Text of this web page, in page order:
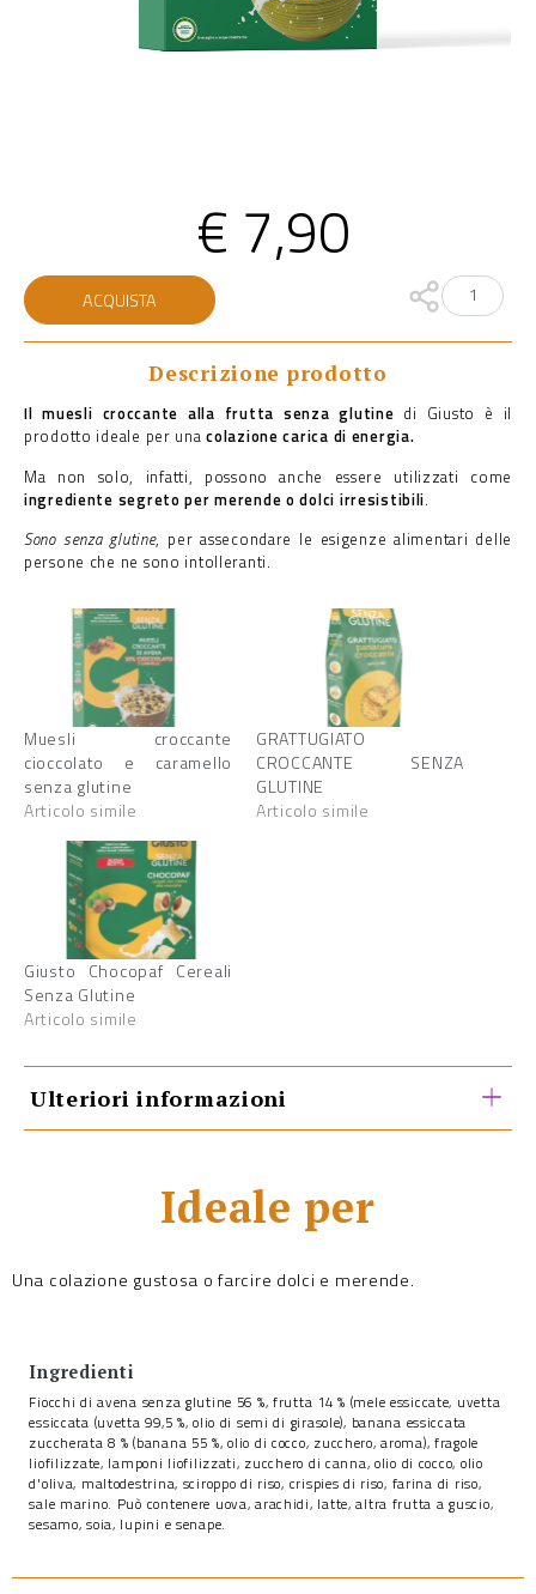
€ 7,90
Muesli
croccante
alla
frutta
ACQUISTA
Descrizione prodotto
Il muesli croccante alla frutta senza glutine di Giusto è il
prodotto ideale per unacolazione carica di energia.
Ma non solo, infatti, possono anche essere utilizzati come
ingrediente segreto per merende o dolci irresistibili.
Sono senza glutine, per assecondare le esigenze alimentari delle
persone che ne sono intolleranti.
Muesli croccante
cioccolato e caramello
senza glutine
Articolo simile
GRATTUGIATO
CROCCANTE SENZA
GLUTINE
Articolo simile
Giusto Chocopaf Cereali
Senza Glutine
Articolo simile
Ulteriori informazioni
Ideale per
Una colazione gustosa o farcire dolci e merende.
Ingredienti
Fiocchi di avena senza glutine 56 %, frutta 14 % (mele essiccate, uvetta
essiccata (uvetta 99,5 %, olio di semi di girasole), banana essiccata
zuccherata 8 % (banana 55 %, olio di cocco, zucchero, aroma), fragole
liofilizzate, lamponi liofilizzati, zucchero di canna, olio di cocco, olio
d'oliva, maltodestrina, sciroppo di riso, crispies di riso, farina di riso,
sale marino. Può contenere uova, arachidi, latte, altra frutta a guscio,
sesamo, soia, lupini e senape.